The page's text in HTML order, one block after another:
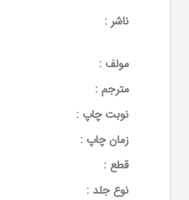
ناشر :
مولف :
مترجم :
نوبت چاپ :
زمان چاپ :
قطع :
نوع جلد :